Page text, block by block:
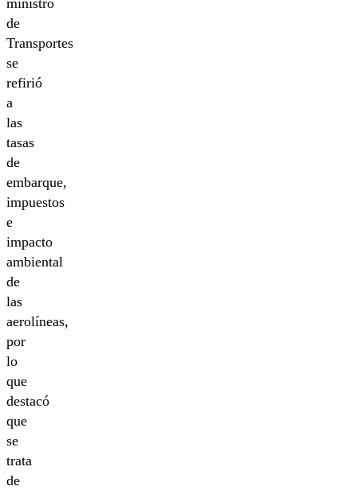
ministro
de
Transportes
se
refirió
a
las
tasas
de
embarque,
impuestos
e
impacto
ambiental
de
las
aerolíneas,
por
lo
que
destacó
que
se
trata
de